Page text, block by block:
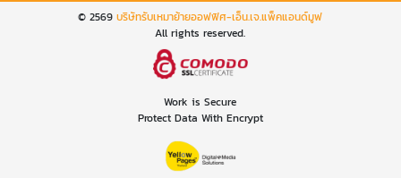
© 2569บริษัทรับเหมาย้ายออฟฟิศ-เอ็น.เจ.แพ็คแอนด์มูฟ
All rights reserved.
Work is Secure
Protect Data With Encrypt